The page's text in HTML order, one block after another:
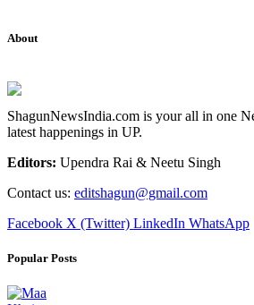
About
ShagunNewsIndia.com is your all in one
latest happenings in UP.
Editors: Upendra Rai & Neetu Singh
Contact us: editshagun@gmail.com
Facebook X (Twitter) LinkedIn WhatsApp
Popular Posts